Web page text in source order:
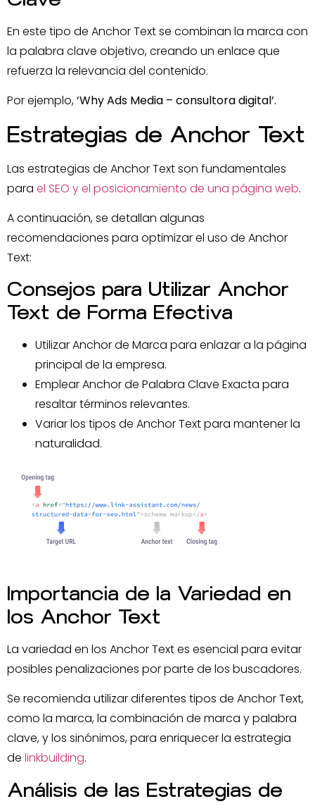
En este tipo de Anchor Text se combinan la marca con
la palabra clave objetivo, creando un enlace que
refuerza la relevancia del contenido.
Por ejemplo,‘Why Ads Media – consultora digital’.
Estrategias de Anchor Text
Las estrategias de Anchor Text son fundamentales
para el SEO y el posicionamiento de una página web.
A continuación, se detallan algunas
recomendaciones para optimizar el uso de Anchor
Text:
Consejos para Utilizar Anchor
Text de Forma Efectiva
Utilizar Anchor de Marca para enlazar a la página
principal de la empresa.
Emplear Anchor de Palabra Clave Exacta para
resaltar términos relevantes.
Variar los tipos de Anchor Text para mantener la
naturalidad.
Importancia de la Variedad en
los Anchor Text
La variedad en los Anchor Text es esencial para evitar
posibles penalizaciones por parte de los buscadores.
Se recomienda utilizar diferentes tipos de Anchor Text,
como la marca, la combinación de marca y palabra
clave, y los sinónimos, para enriquecer la estrategia
de linkbuilding.
Análisis de las Estrategias de